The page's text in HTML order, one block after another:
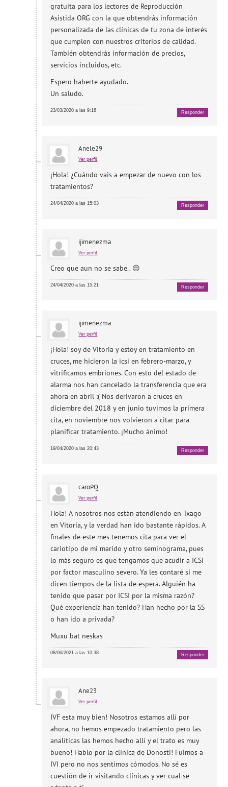
gratuita para los lectores de Reproducción
Asistida ORG con la que obtendrás información
personalizada de las clínicas de tu zona de interés
que cumplen con nuestros criterios de calidad.
También obtendrás información de precios,
servicios incluidos, etc.
Espero haberte ayudado.
Un saludo.
23/03/2020 a las 9:16 Responder
Anele29
Ver perfil
¡Hola! ¿Cuándo vais a empezar de nuevo con los
tratamientos?
24/04/2020 a las 15:03 Responder
ijimenezma
Ver perfil
Creo que aun no se sabe.. 😔
24/04/2020 a las 15:21 Responder
ijimenezma
Ver perfil
¡Hola! soy de Vitoria y estoy en tratamiento en
cruces, me hicieron la icsi en febrero-marzo, y
vitrificamos embriones. Con esto del estado de
alarma nos han cancelado la transferencia que era
ahora en abril :( Nos derivaron a cruces en
diciembre del 2018 y en junio tuvimos la primera
cita, en noviembre nos volvieron a citar para
planificar tratamiento. ¡Mucho ánimo!
19/04/2020 a las 20:43 Responder
caroPQ
Ver perfil
Hola! A nosotros nos están atendiendo en Txago
en Vitoria, y la verdad han ido bastante rápidos. A
finales de este mes tenemos cita para ver el
cariotipo de mi marido y otro seminograma, pues
lo más seguro es que tengamos que acudir a ICSI
por factor masculino severo. Ya les contaré si me
dicen tiempos de la lista de espera. Alguién ha
tenido que pasar por ICSI por la misma razón?
Qué experiencia han tenido? Han hecho por la SS
o han ido a privada?
Muxu bat neskas
08/06/2021 a las 10:38 Responder
Ane23
Ver perfil
IVF esta muy bien! Nosotros estamos allí por
ahora, no hemos empezado tratamiento pero las
analíticas las hemos hecho allí y el trato es muy
bueno! Hablo por la clínica de Donosti! Fuimos a
IVI pero no nos sentimos cómodos. No sé es
cuestión de ir visitando clínicas y ver cual se